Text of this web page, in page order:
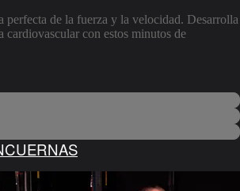
perfecta de la fuerza y la velocidad. Desarrolla
cardiovascular con estos minutos de